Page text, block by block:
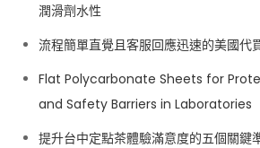
潤滑劑水性
流程簡單直覺且客服回應迅速的美國代
Flat Polycarbonate Sheets for
and Safety Barriers in Laboratories
提升台中定點茶體驗滿意度的五個關鍵